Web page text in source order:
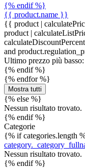
{% endif %}
{{ product.name }}
{{ product |
product |
and
Ultimo prezzo più basso:
{% endif %}
{% endfor %}
Mostra tutti
{% else %}
Nessun risultato trovato.
{% endif %}
Categorie
{% if categories.length
Nessun risultato trovato.
{% endif %}